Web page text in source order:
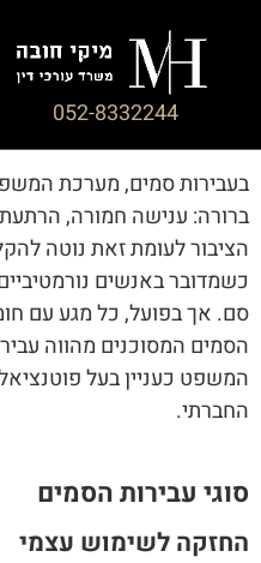
052-8332244
עבירות סמים
בעבירות סמים, מערכת
ברורה: ענישה חמורה,
הציבור לעומת זאת נוטה
כשמדובר באנשים
סם. אך בפועל, כל מגע עם
הסמים המסוכנים מהווה
המשפט כעניין בעל
החברתי.
סוגי עבירות הסמים
החזקה לשימוש עצמי